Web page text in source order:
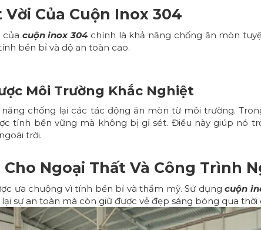
Của Cuộn Inox 304
của cuộn inox 304chính là khả năng chống ăn mòn
bền bỉ và độ an toàn cao.
Môi Trường Khắc Nghiệt
chống lại các tác động ăn mòn từ môi trường.
tính bền vững mà không bị gỉ sét. Điều này giúp nó
trời.
Ngoại Thất Và Công Trình
ưa chuộng vì tính bền bỉ và thẩm mỹ. Sử dụngcuộn
sự an toàn mà còn giữ được vẻ đẹp sáng bóng qua